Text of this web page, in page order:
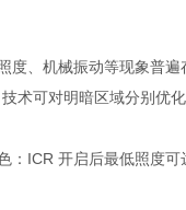
度、机械振动等现象普
术可对明暗区域分别优
：ICR 开启后最低照度